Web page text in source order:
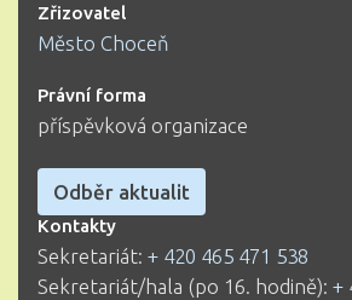
Zřizovatel
Město Choceň
Právní forma
příspěvková organizace
Odběr aktualit
Kontakty
Sekretariát: + 420 465 471 538
Sekretariát/hala (po 16. hodině): +